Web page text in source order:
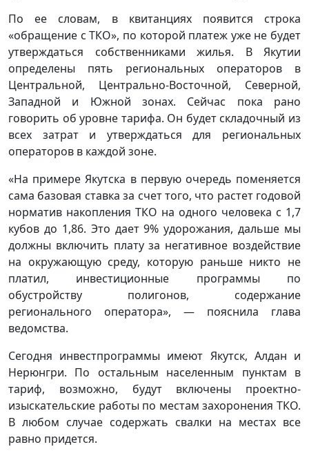
По ее словам, в квитанциях появится строка
«обращение с ТКО», по которой платеж уже не будет
утверждаться собственниками жилья. В Якутии
определены пять региональных операторов в
Центральной, Центрально-Восточной, Северной,
Западной и Южной зонах. Сейчас пока рано
говорить об уровне тарифа. Он будет складочный из
всех затрат и утверждаться для региональных
операторов в каждой зоне.
«На примере Якутска в первую очередь поменяется
сама базовая ставка за счет того, что растет годовой
норматив накопления ТКО на одного человека с 1,7
кубов до 1,86. Это дает 9% удорожания, дальше мы
должны включить плату за негативное воздействие
на окружающую среду, которую раньше никто не
платил, инвестиционные программы по
обустройству полигонов, содержание
регионального оператора», — пояснила глава
ведомства.
Сегодня инвестпрограммы имеют Якутск, Алдан и
Нерюнгри. По остальным населенным пунктам в
тариф, возможно, будут включены проектно-
изыскательские работы по местам захоронения ТКО.
В любом случае содержать свалки на местах все
равно придется.